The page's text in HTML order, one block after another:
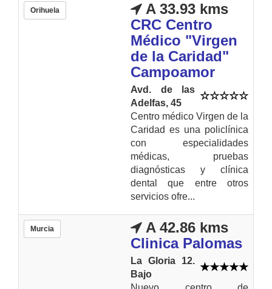
Orihuela
A 33.93 kms
CRC Centro
Médico "Virgen
de la Caridad"
Campoamor
Avd. de las
Adelfas, 45
Centro médico Virgen de la
Caridad es una policlínica
con especialidades
médicas, pruebas
diagnósticas y clínica
dental que entre otros
servicios ofre...
Murcia
A 42.86 kms
Clinica Palomas
La Gloria 12.
Bajo